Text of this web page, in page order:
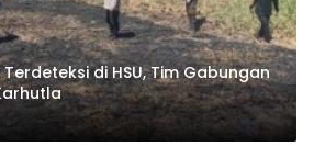
di HSU, Tim Gabungan